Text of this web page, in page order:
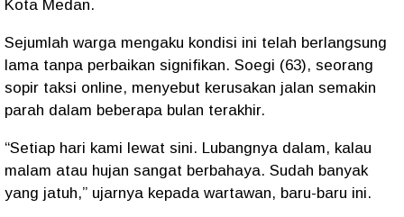
Kota Medan.
Sejumlah warga mengaku kondisi ini telah berlangsung
lama tanpa perbaikan signifikan. Soegi (63), seorang
sopir taksi online, menyebut kerusakan jalan semakin
parah dalam beberapa bulan terakhir.
“Setiap hari kami lewat sini. Lubangnya dalam, kalau
malam atau hujan sangat berbahaya. Sudah banyak
yang jatuh,” ujarnya kepada wartawan, baru-baru ini.